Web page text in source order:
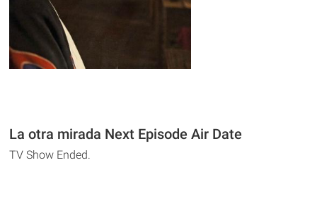
La otra mirada Next Episode Air Date
TV Show Ended.